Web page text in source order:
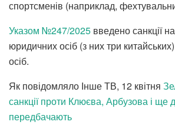
спортсменів (наприклад,
Указом №247/2025 введено санкції
юридичних осіб (з них три
осіб.
Як повідомляло Інше ТВ, 12 квітня
санкції проти Клюєва, Арбузова і
передбачають